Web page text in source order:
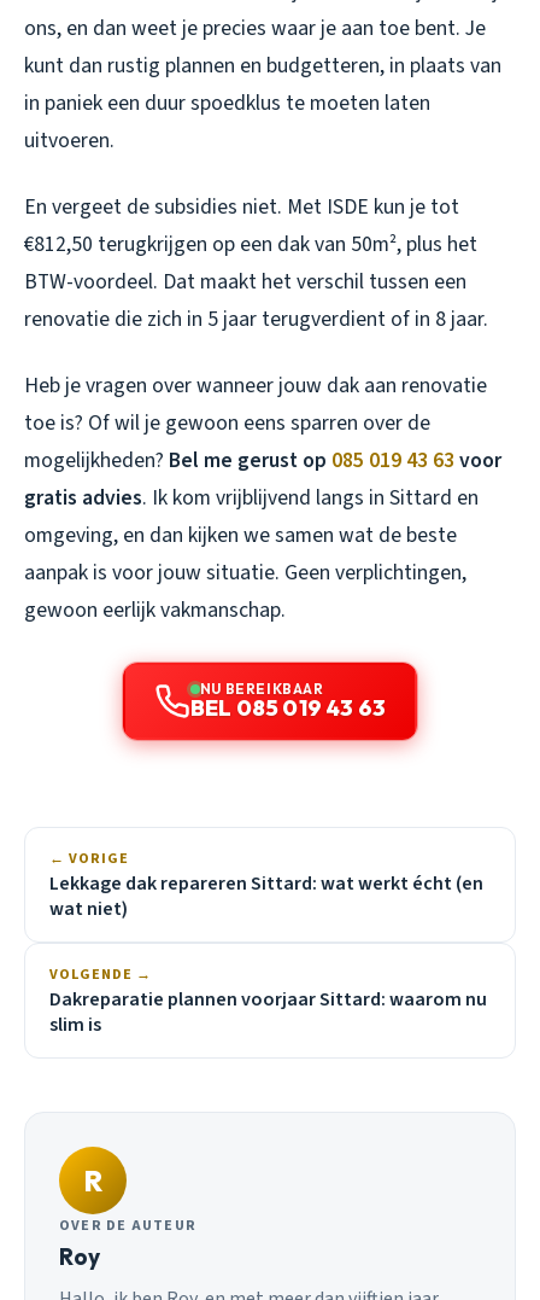
ons, en dan weet je precies waar je aan toe bent. Je
kunt dan rustig plannen en budgetteren, in plaats van
in paniek een duur spoedklus te moeten laten
uitvoeren.
En vergeet de subsidies niet. Met ISDE kun je tot
€812,50 terugkrijgen op een dak van 50m², plus het
BTW-voordeel. Dat maakt het verschil tussen een
renovatie die zich in 5 jaar terugverdient of in 8 jaar.
Heb je vragen over wanneer jouw dak aan renovatie
toe is? Of wil je gewoon eens sparren over de
mogelijkheden? Bel me gerust op 085 019 43 63 voor
gratis advies. Ik kom vrijblijvend langs in Sittard en
omgeving, en dan kijken we samen wat de beste
aanpak is voor jouw situatie. Geen verplichtingen,
gewoon eerlijk vakmanschap.
NU BEREIKBAAR
BEL 085 019 43 63
← VORIGE
Lekkage dak repareren Sittard: wat werkt écht (en
wat niet)
VOLGENDE →
Dakreparatie plannen voorjaar Sittard: waarom nu
slim is
R
OVER DE AUTEUR
Roy